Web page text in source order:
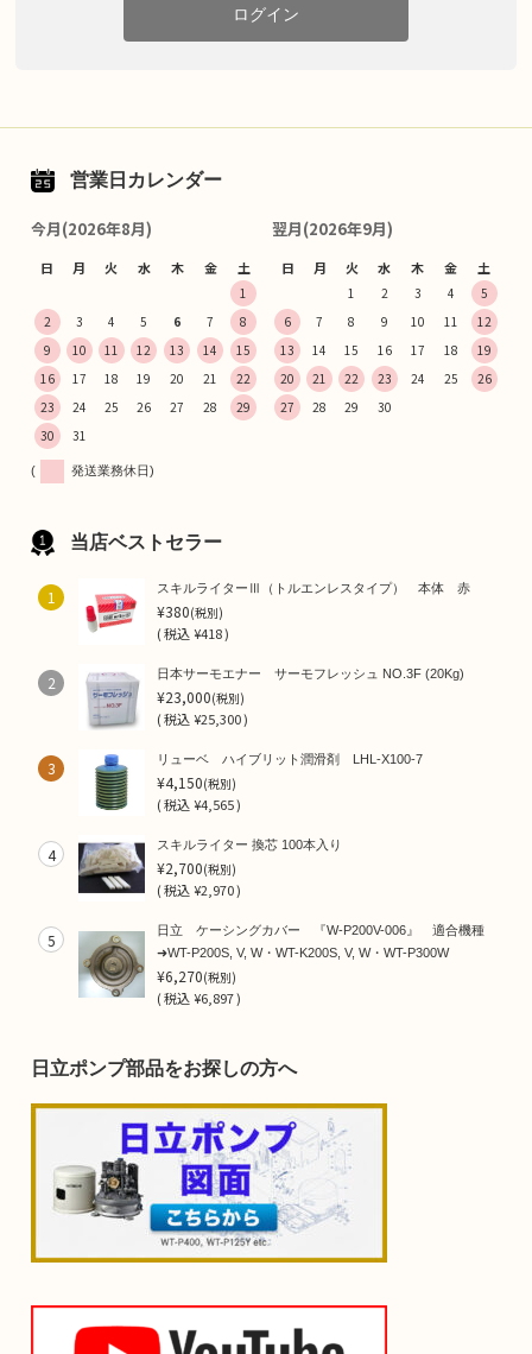
ログイン
営業日カレンダー
今月(2026年8月)
日 月 火 水 木 金 土
1
2
3 4 5 6 7
8
9
10 11 12 13 14
15
16
17 18 19 20 21
22
23
24 25 26 27 28
29
30
31
翌月(2026年9月)
日 月 火 水 木 金 土
1 2 3 4
5
6
7 8 9 10 11
12
13
14 15 16 17 18
19
20
21 22 23 24 25
26
27
28 29 30
( 発送業務休日)
当店ベストセラー
1 スキルライターⅢ（トルエンレスタイプ） 本体 赤
¥380(税別)
(税込¥418 )
2 日本サーモエナー サーモフレッシュ NO.3F (20Kg)
¥23,000(税別)
(税込¥25,300 )
3 リューベ ハイブリット潤滑剤 LHL-X100-7
¥4,150(税別)
(税込¥4,565 )
4 スキルライター 換芯 100本入り
¥2,700(税別)
(税込¥2,970 )
5
日立 ケーシングカバー 『W-P200V-006』 適合機種
➜WT-P200S, V, W・WT-K200S, V, W・WT-P300W
¥6,270(税別)
(税込¥6,897 )
日立ポンプ部品をお探しの方へ